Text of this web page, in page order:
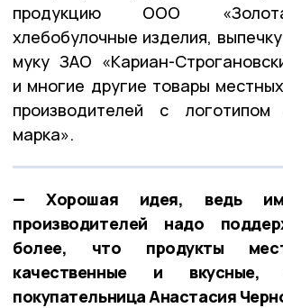
продукцию ООО
хлебобулочные изделия,
муку ЗАО «Кариан-
и многие другие товары
производителей с логотипом
марка».
— Хорошая идея, ведь
производителей надо
более, что продукты
качественные и
покупательница Анастасия